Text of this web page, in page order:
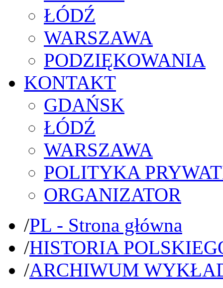
ŁÓDŹ
WARSZAWA
PODZIĘKOWANIA
KONTAKT
GDAŃSK
ŁÓDŹ
WARSZAWA
POLITYKA
ORGANIZATOR
/PL - Strona główna
/HISTORIA
/ARCHIWUM